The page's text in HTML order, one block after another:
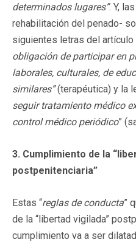
determinados lugares”. Y,
rehabilitación del penado-
siguientes letras del artículo
obligación de participar en
laborales, culturales, de
similares”(terapéutica) y la
seguir tratamiento médico
control médico periódico”
3. Cumplimiento de la
postpenitenciaria”
Estas “reglas de conducta”
de la “libertad vigilada”
cumplimiento va a ser